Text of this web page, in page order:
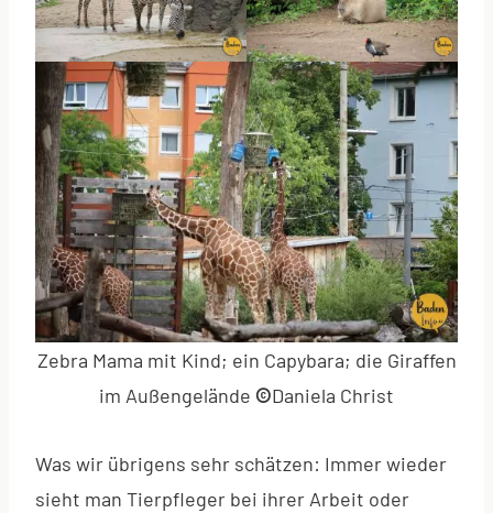
Zebra Mama mit Kind; ein Capybara; die Giraffen
im Außengelände ©Daniela Christ
Was wir übrigens sehr schätzen: Immer wieder
sieht man Tierpfleger bei ihrer Arbeit oder